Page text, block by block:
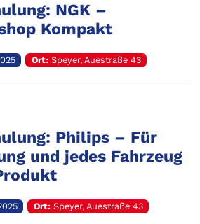
NGK –
Kompakt
Ort: Speyer, Auestraße 43
Philips – Für
und jedes Fahrzeug
Ort: Speyer, Auestraße 43